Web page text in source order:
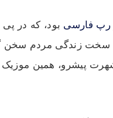
رپ فارسی بود، که در
زندگی مردم سخن
پیشرو، همین